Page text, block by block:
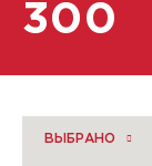
300
ВЫБРАНО